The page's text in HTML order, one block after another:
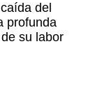
del
profunda
su labor